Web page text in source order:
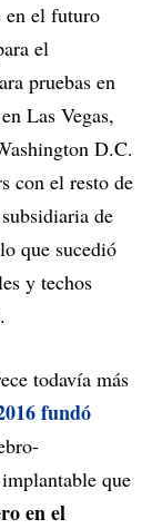
en el futuro
el
pruebas en
Las Vegas,
D.C.
con el resto de
de
que sucedió
y techos
todavía más
fundó
que
en el